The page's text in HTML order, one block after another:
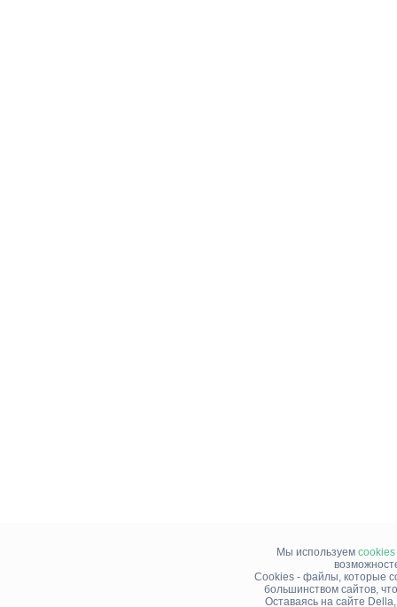
Мы используем cookies
Cookies - файлы, которые
большинством сайтов,
Оставаясь на сайте